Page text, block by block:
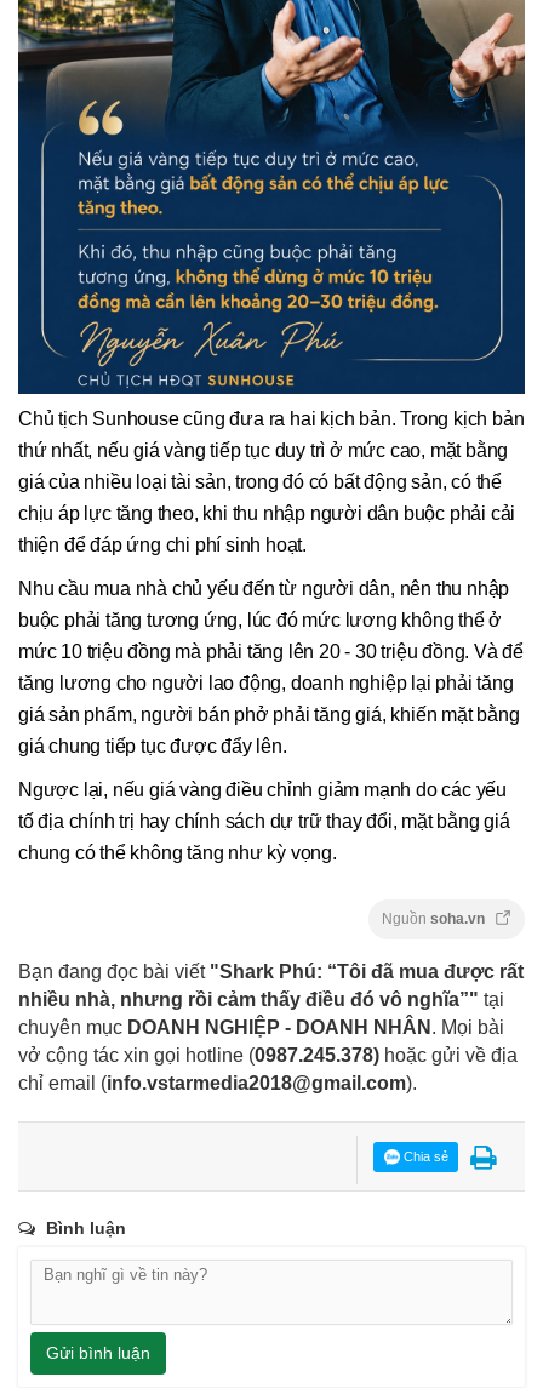
Chủ tịch Sunhouse cũng đưa ra hai kịch bản. Trong kịch bản
thứ nhất, nếu giá vàng tiếp tục duy trì ở mức cao, mặt bằng
giá của nhiều loại tài sản, trong đó có bất động sản, có thể
chịu áp lực tăng theo, khi thu nhập người dân buộc phải cải
thiện để đáp ứng chi phí sinh hoạt.
Nhu cầu mua nhà chủ yếu đến từ người dân, nên thu nhập
buộc phải tăng tương ứng, lúc đó mức lương không thể ở
mức 10 triệu đồng mà phải tăng lên 20 - 30 triệu đồng. Và để
tăng lương cho người lao động, doanh nghiệp lại phải tăng
giá sản phẩm, người bán phở phải tăng giá, khiến mặt bằng
giá chung tiếp tục được đẩy lên.
Ngược lại, nếu giá vàng điều chỉnh giảm mạnh do các yếu
tố địa chính trị hay chính sách dự trữ thay đổi, mặt bằng giá
chung có thể không tăng như kỳ vọng.
Nguồn soha.vn
Bạn đang đọc bài viết "Shark Phú: “Tôi đã mua được rất
nhiều nhà, nhưng rồi cảm thấy điều đó vô nghĩa”" tại
chuyên mục DOANH NGHIỆP - DOANH NHÂN . Mọi bài
vở cộng tác xin gọi hotline (0987.245.378) hoặc gửi về địa
chỉ email (info.vstarmedia2018@gmail.com).
Chia sẻ
Bình luận
Gửi bình luận